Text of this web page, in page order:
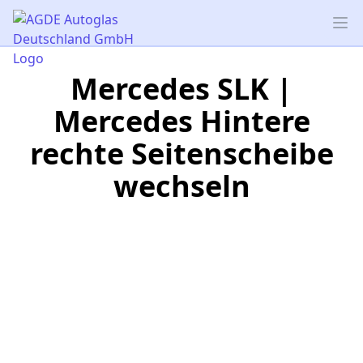
AGDE Autoglas Deutschland GmbH
Mercedes SLK |
Mercedes Hintere
rechte Seitenscheibe
wechseln